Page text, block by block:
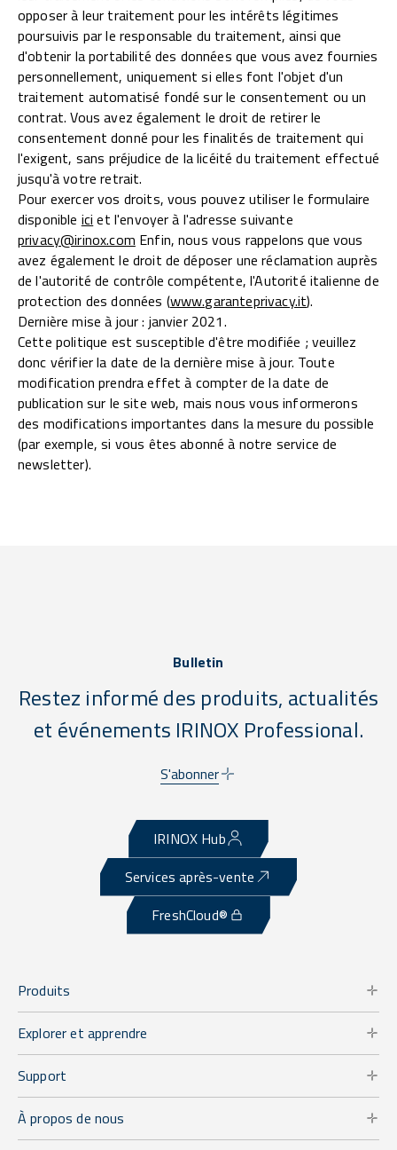
opposer à leur traitement pour les intérêts légitimes
poursuivis par le responsable du traitement, ainsi que
d'obtenir la portabilité des données que vous avez fournies
personnellement, uniquement si elles font l'objet d'un
traitement automatisé fondé sur le consentement ou un
contrat. Vous avez également le droit de retirer le
consentement donné pour les finalités de traitement qui
l'exigent, sans préjudice de la licéité du traitement effectué
jusqu'à votre retrait.
Pour exercer vos droits, vous pouvez utiliser le formulaire
disponible ici et l'envoyer à l'adresse suivante
privacy@irinox.com Enfin, nous vous rappelons que vous
avez également le droit de déposer une réclamation auprès
de l'autorité de contrôle compétente, l'Autorité italienne de
protection des données (www.garanteprivacy.it).
Dernière mise à jour : janvier 2021.
Cette politique est susceptible d'être modifiée ; veuillez
donc vérifier la date de la dernière mise à jour. Toute
modification prendra effet à compter de la date de
publication sur le site web, mais nous vous informerons
des modifications importantes dans la mesure du possible
(par exemple, si vous êtes abonné à notre service de
newsletter).
Bulletin
Restez informé des produits, actualités
et événements IRINOX Professional.
S'abonner
IRINOX Hub
Services après-vente
FreshCloud®
Produits
Explorer et apprendre
Support
À propos de nous